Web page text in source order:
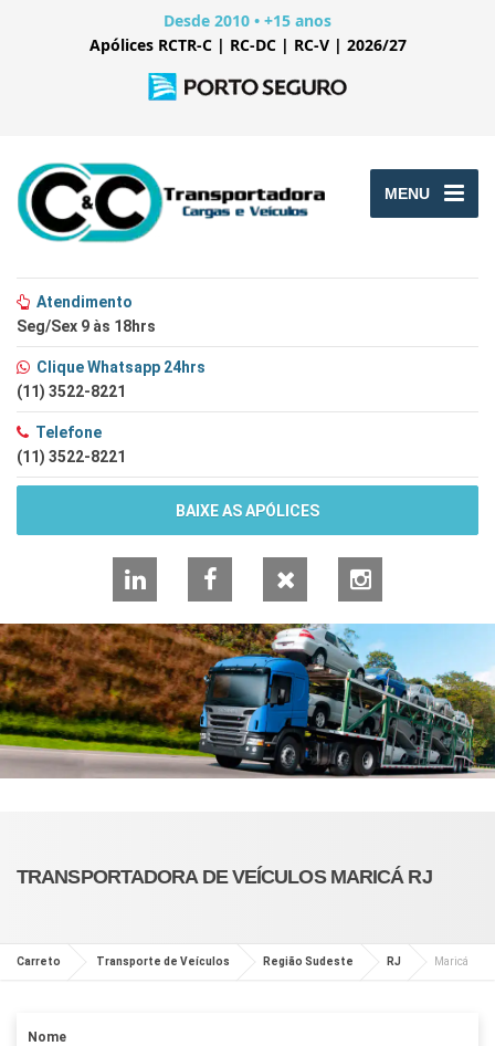
Desde 2010 • +15 anos
Apólices RCTR-C | RC-DC | RC-V | 2026/27
MENU
Atendimento
Seg/Sex 9 às 18hrs
Clique Whatsapp 24hrs
(11) 3522-8221
Telefone
(11) 3522-8221
BAIXE AS APÓLICES
LinkedInFacebook Instagram
TRANSPORTADORA DE VEÍCULOS MARICÁ RJ
Carreto Transporte de Veículos Região Sudeste RJ Maricá
Nome